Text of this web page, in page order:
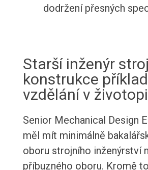
dodržení přesných
Starší inženýr
konstrukce příklad
vzdělání v
Senior Mechanical Design
měl mít minimálně
oboru strojního inženýrství
příbuzného oboru. Kromě